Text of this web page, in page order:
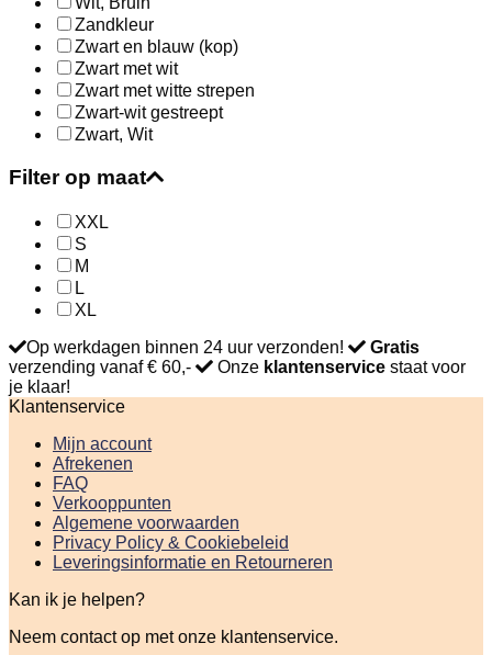
Zandkleur
Zwart en blauw (kop)
Zwart met wit
Zwart met witte strepen
Zwart-wit gestreept
Zwart, Wit
Filter op maat
XXL
S
M
L
XL
Op werkdagen binnen 24 uur verzonden!
Gratis
verzending vanaf € 60,-
Onze klantenservice staat voor
je klaar!
Klantenservice
Mijn account
Afrekenen
FAQ
Verkooppunten
Algemene voorwaarden
Privacy Policy & Cookiebeleid
Leveringsinformatie en Retourneren
Kan ik je helpen?
Neem contact op met onze klantenservice.